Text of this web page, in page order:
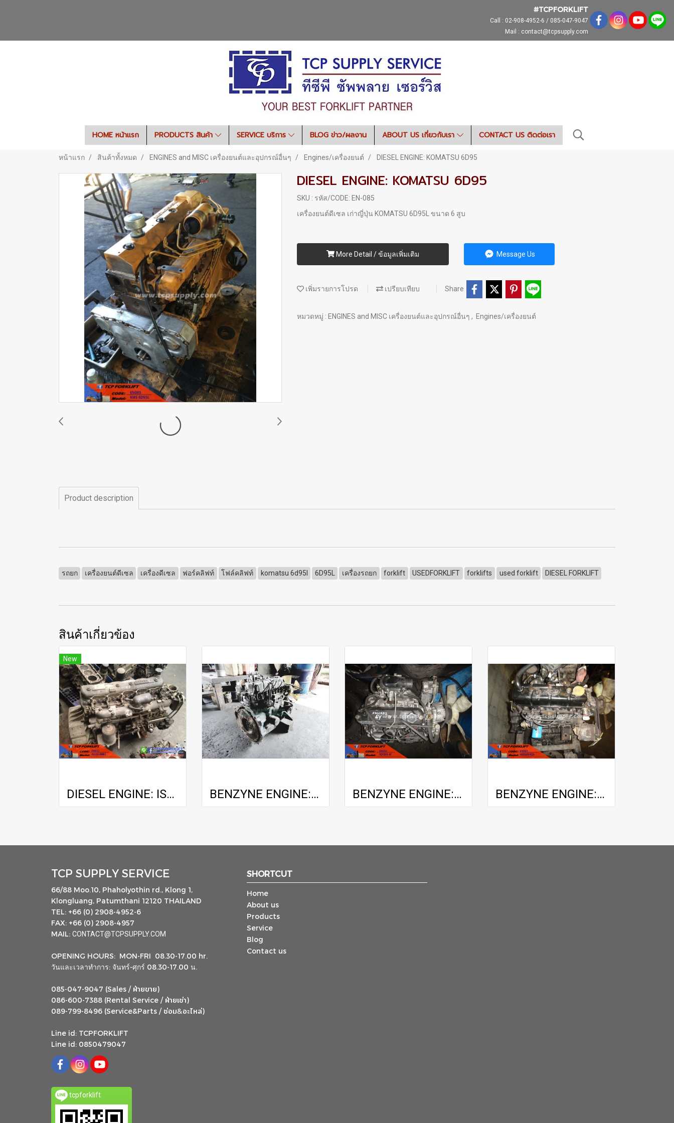
#TCPFORKLIFT
Call : 02-908-4952-6 / 085-047-9047
Mail : contact@tcpsupply.com
HOME หน้าแรก PRODUCTS สินค้า SERVICE บริการ BLOG ข่าว/ผลงาน ABOUT US เกี่ยวกับเรา CONTACT US ติดต่อเรา
หน้าแรก สินค้าทั้งหมด ENGINES and MISC เครื่องยนต์และอุปกรณ์อื่นๆ Engines/เครื่องยนต์ DIESEL ENGINE: KOMATSU 6D95
DIESEL ENGINE: KOMATSU 6D95
SKU : รหัส/CODE: EN-085
เครื่องยนต์ดีเซล เก่าญี่ปุ่น KOMATSU 6D95L ขนาด 6 สูบ
More Detail / ข้อมูลเพิ่มเติม Message Us
เพิ่มรายการโปรด เปรียบเทียบ Share
หมวดหมู่ : ENGINES and MISC เครื่องยนต์และอุปกรณ์อื่นๆ , Engines/เครื่องยนต์
Product description
รถยก เครื่องยนต์ดีเซล เครื่องดีเซล ฟอร์คลิฟท์ โฟล์คลิฟท์ komatsu 6d95l 6D95L เครื่องรถยก forklift USEDFORKLIFT forklifts used forklift DIESEL FORKLIFT
สินค้าเกี่ยวข้อง
New
DIESEL ENGINE: ISUZU 6BB1 BENZYNE ENGINE: NISSAN H25 BENZYNE ENGINE: TOYOTA 4Y BENZYNE ENGINE: NISSAN H25
TCP SUPPLY SERVICE
66/88 Moo.10, Phaholyothin rd., Klong 1,
Klongluang, Patumthani 12120 THAILAND
TEL: +66 (0) 2908-4952-6
FAX: +66 (0) 2908-4957
MAIL: CONTACT@TCPSUPPLY.COM
OPENING HOURS: MON-FRI 08.30-17.00 hr.
วันและเวลาทำการ: จันทร์-ศุกร์ 08.30-17.00 น.
085-047-9047 (Sales / ฝ่ายขาย)
086-600-7388 (Rental Service / ฝ่ายเช่า)
089-799-8496 (Service&Parts / ซ่อม&อะไหล่)
Line id: TCPFORKLIFT
Line id: 0850479047
tcpforklift
SHORTCUT
Home
About us
Products
Service
Blog
Contact us